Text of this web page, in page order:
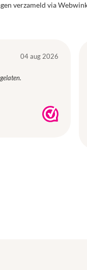
verzameld via
04 aug 2026